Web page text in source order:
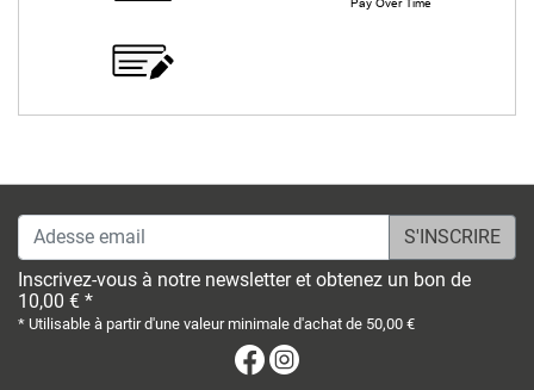
Adesse email
Inscrivez-vous à notre newsletter et obtenez un bon de
10,00 € *
* Utilisable à partir d'une valeur minimale d'achat de 50,00 €
Facebook